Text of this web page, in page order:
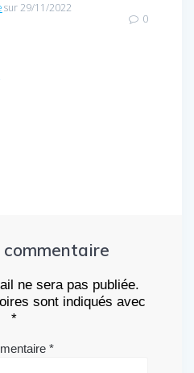
sur 29/11/2022
0
commentaire
ne sera pas publiée.
sont indiqués avec
*
*